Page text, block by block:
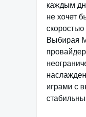
каждым
не хочет
скоростью
Выбирая
играми с